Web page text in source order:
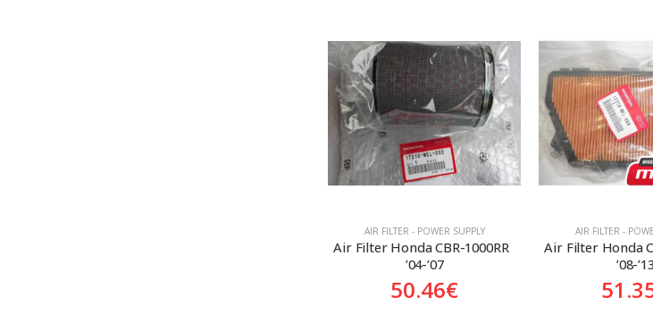
AIR FILTER - POWER SUPPLY
Air Filter Honda CBR-1000RR
’04-’07
50.46€
AIR FILTER -
Air Filter Honda
’08-’13